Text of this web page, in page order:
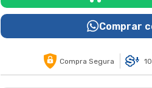
Comprar
Compra Segura